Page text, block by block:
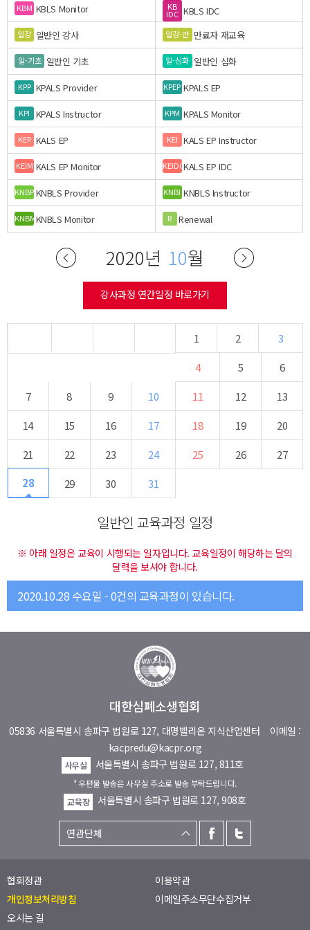
KBM KBLS Monitor KB
IDC KBLS IDC
일강 일반인 강사 일강-만 만료자 재교육
일-기초 일반인 기초 일-심화 일반인 심화
KPP KPALS Provider KPEP KPALS EP
KPI KPALS Instructor KPM KPALS Monitor
KEP KALS EP KEI KALS EP Instructor
KEIM KALS EP Monitor KEIDCKALS EP IDC
KNBPKNBLS Provider KNBI KNBLS Instructor
KNBMKNBLS Monitor R Renewal
2020년 10월
강사과정 연간일정 바로가기
1 2
3
4
5
6
7
8 9 10 11 12
13
14
15 16 17 18 19
20
21
22 23 24 25 26
27
28
29 30 31
일반인 교육과정 일정
※ 아래 일정은 교육이 시행되는 일자입니다. 교육일정이 해당하는 달의
달력을 보셔야 합니다.
2020.10.28 수요일 - 0건의 교육과정이 있습니다.
대한심폐소생협회
05836 서울특별시 송파구 법원로 127, 대명벨리온 지식산업센터 이메일 :
kacpredu@kacpr.org
사무실 서울특별시 송파구 법원로 127, 811호
* 우편물 발송은 사무실 주소로 발송 부탁드립니다.
교육장
서울특별시 송파구 법원로 127, 908호
협회정관
이용약관
개인정보처리방침
이메일주소무단수집거부
오시는 길